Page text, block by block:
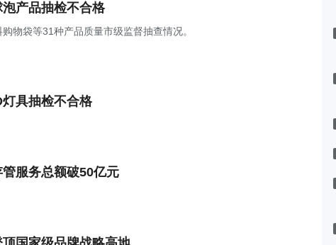
产品抽检不合格
物袋等31种产品质量市级监督抽查情况。
具抽检不合格
服务总额破50亿元